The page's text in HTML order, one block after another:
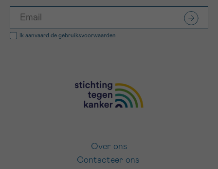
Ik aanvaard de gebruiksvoorwaarden
Over ons
Contacteer ons